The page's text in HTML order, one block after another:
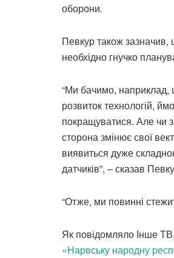
оборони.
Певкур також зазначив,
необхідно гнучко
“Ми бачимо, наприклад,
розвиток технологій,
покращуватися. Але чи
сторона змінює свої
виявиться дуже
датчиків”, – сказав
“Отже, ми повинні
Як повідомляло Інше ТВ,
«Нарвську народну